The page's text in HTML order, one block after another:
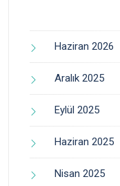
Haziran 2026
Aralık 2025
Eylül 2025
Haziran 2025
Nisan 2025